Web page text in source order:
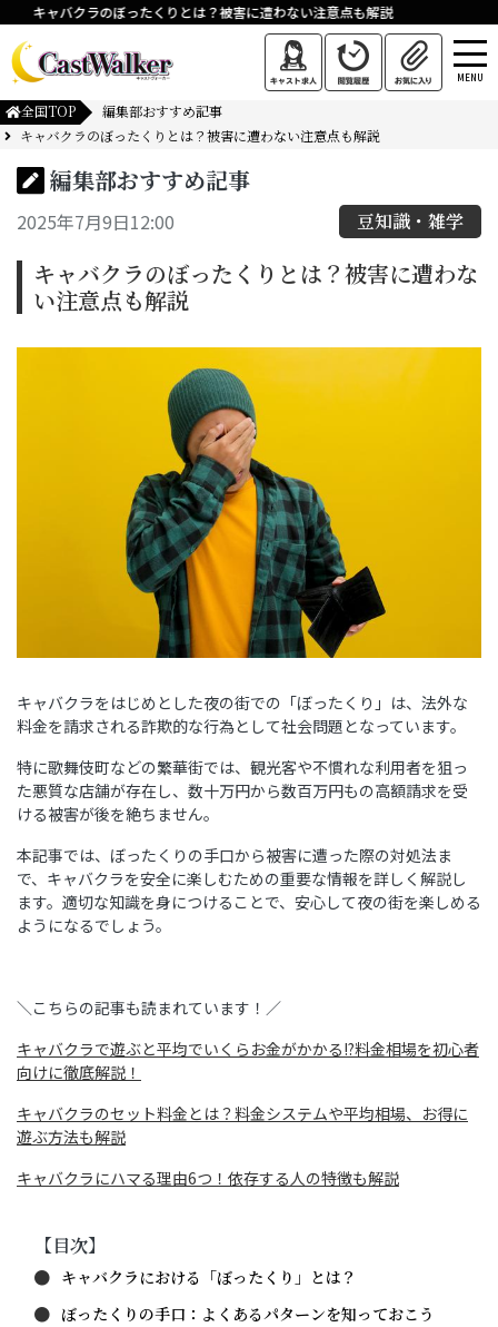
ャバクラのぼったくりとは？被害に遭わない注意点も解説
MENU
全国TOP
編集部おすすめ記事
キャバクラのぼったくりとは？被害に遭わない注意点も解説
編集部おすすめ記事
2025年7月9日12:00 豆知識・雑学
キャバクラのぼったくりとは？被害に遭わな
い注意点も解説
キャバクラをはじめとした夜の街での「ぼったくり」は、法外な
料金を請求される詐欺的な行為として社会問題となっています。
特に歌舞伎町などの繁華街では、観光客や不慣れな利用者を狙っ
た悪質な店舗が存在し、数十万円から数百万円もの高額請求を受
ける被害が後を絶ちません。
本記事では、ぼったくりの手口から被害に遭った際の対処法ま
で、キャバクラを安全に楽しむための重要な情報を詳しく解説し
ます。適切な知識を身につけることで、安心して夜の街を楽しめる
ようになるでしょう。
＼こちらの記事も読まれています！／
キャバクラで遊ぶと平均でいくらお金がかかる!?料金相場を初心者
向けに徹底解説！
キャバクラのセット料金とは？料金システムや平均相場、お得に
遊ぶ方法も解説
キャバクラにハマる理由6つ！依存する人の特徴も解説
【目次】
キャバクラにおける「ぼったくり」とは？
ぼったくりの手口：よくあるパターンを知っておこう